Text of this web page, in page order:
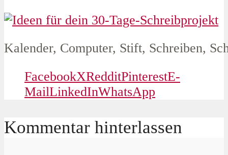
Kalender, Computer, Stift, Schreiben,
FacebookXRedditPinterestE-
MailLinkedInWhatsApp
Kommentar hinterlassen